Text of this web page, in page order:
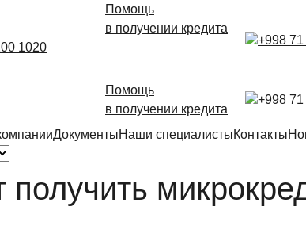
Помощь
в получении кредита
1020
+998
Помощь
в получении кредита
+998
ДокументыНаши специалистыКонтакты
получить